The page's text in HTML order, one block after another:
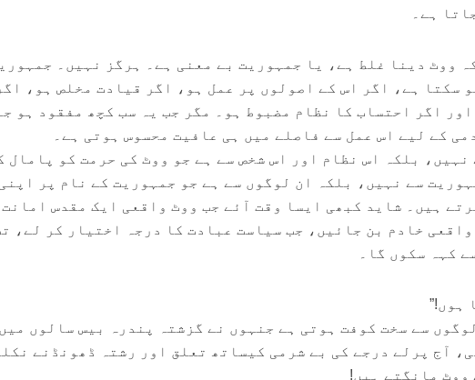
ہے۔
ووٹ دینا غلط ہے، یا جمہوریت بے معنی ہے۔ ہرگز نہیں۔
سکتا ہے، اگر اس کے اصولوں پر عمل ہو، اگر قیادت مخلص ہو،
اگر احتساب کا نظام مضبوط ہو۔ مگر جب یہ سب کچھ مفقود ہو
کے لیے اس عمل سے فاصلے میں ہی عافیت محسوس ہوتی ہے۔
نہیں، بلکہ اس نظام اور اس شخص سے ہے جو ووٹ کی حرمت کو پامال
سے نہیں، بلکہ ان لوگوں سے ہے جو جمہوریت کے نام پر
ہیں۔ شاید کبھی ایسا وقت آئے جب ووٹ واقعی ایک مقدس
خادم بن جائیں، جب سیاست عبادت کا درجہ اختیار کر لے،
کہہ سکوں گا۔
ہوں!”
سے سخت کوفت ہوتی ہے جنہوں نے گزشتہ پندرہ بیس سالوں
آج پرلے درجے کی بے شرمی کیساتھ تعلق اور رشتہ ڈھونڈنے
ووٹ مانگتے ہیں!